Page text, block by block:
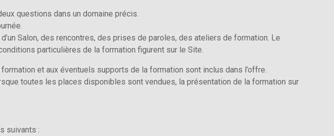
questions dans un domaine précis.
Salon, des rencontres, des prises de paroles, des ateliers de formation. Le
particulières de la formation figurent sur le Site.
et aux éventuels supports de la formation sont inclus dans l’offre.
toutes les places disponibles sont vendues, la présentation de la formation sur
suivants :